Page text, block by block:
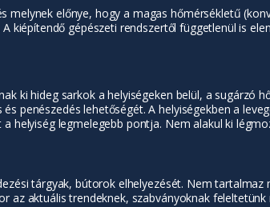
előnye, hogy a magas hőmérsékletű
kiépítendő gépészeti rendszertől függetlenül is
ki hideg sarkok a helyiségeken belül, a sugárzó
penészedés lehetőségét. A helyiségekben a
helyiség legmelegebb pontja. Nem alakul ki
tárgyak, bútorok elhelyezését. Nem
az aktuális trendeknek, szabványoknak feleltetünk